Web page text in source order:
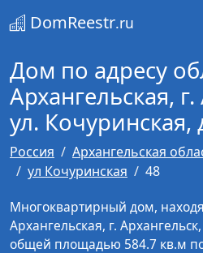
DomReestr.ru
Дом по адресу
Архангельская,
ул. Кочуринская,
Россия Архангельская
ул Кочуринская
48
Многоквартирный дом,
Архангельская, г.
общей площадью 584.7 кв.м